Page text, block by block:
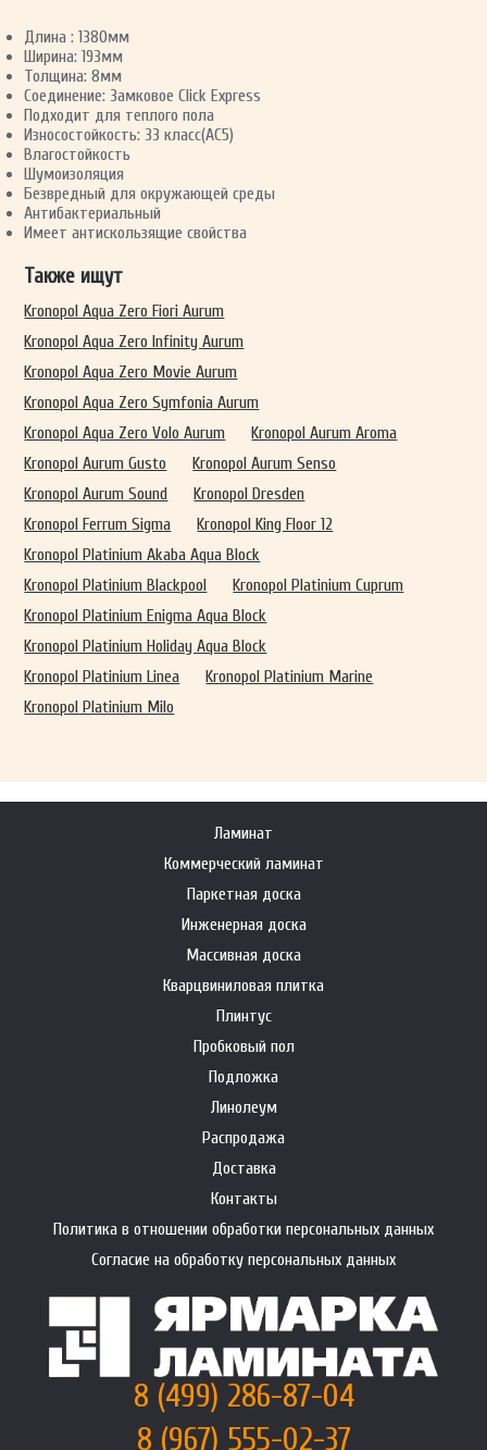
Длина : 1380мм
Ширина: 193мм
Толщина: 8мм
Соединение: Замковое Click Express
Подходит для теплого пола
Износостойкость: 33 класс(AC5)
Влагостойкость
Шумоизоляция
Безвредный для окружающей среды
Антибактериальный
Имеет антискользящие свойства
Также ищут
Kronopol Aqua Zero Fiori Aurum
Kronopol Aqua Zero Infinity Aurum
Kronopol Aqua Zero Movie Aurum
Kronopol Aqua Zero Symfonia Aurum
Kronopol Aqua Zero Volo Aurum
Kronopol Aurum Aroma
Kronopol Aurum Gusto
Kronopol Aurum Senso
Kronopol Aurum Sound
Kronopol Dresden
Kronopol Ferrum Sigma
Kronopol King Floor 12
Kronopol Platinium Akaba Aqua Block
Kronopol Platinium Blackpool
Kronopol Platinium Cuprum
Kronopol Platinium Enigma Aqua Block
Kronopol Platinium Holiday Aqua Block
Kronopol Platinium Linea
Kronopol Platinium Marine
Kronopol Platinium Milo
Ламинат
Коммерческий ламинат
Паркетная доска
Инженерная доска
Массивная доска
Кварцвиниловая плитка
Плинтус
Пробковый пол
Подложка
Линолеум
Распродажа
Доставка
Контакты
Политика в отношении обработки персональных данных
Согласие на обработку персональных данных
8 (499) 286-87-04
8 (967) 555-02-37